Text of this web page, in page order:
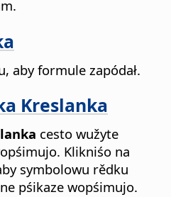
aby formule zapódał.
Kreslanka
cesto wužyte
Klikniśo na
symbolowu rědku
pśikaze wopśimujo.